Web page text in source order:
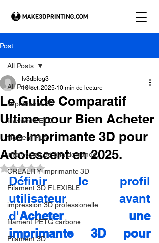
Post
All Posts
imprimante 3D
filament PETG
filament PLA
impression 3d à la demande.
CREALITY imprimante 3D
Filament 3D FLEXIBLE
impression 3D professionelle
filament PETG carbone
Filament 3D
All Posts
Le Guide Comparatif
Ultime pour Bien Acheter
une Imprimante 3D pour
Adolescent en 2025.
lv3dblog3
10 oct. 2025 10 min de lecture
Noté NaN étoiles sur 5.
Définir le profil
utilisateur avant
d'Acheter une
imprimante 3D pour